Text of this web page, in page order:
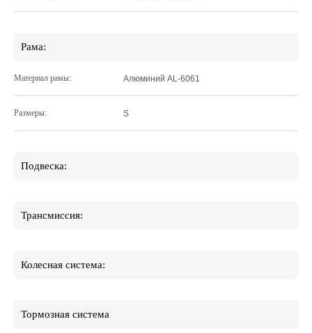
Рама:
Материал рамы: Алюминий AL-6061
Размеры: S
Подвеска:
Трансмиссия:
Колесная система:
Тормозная система